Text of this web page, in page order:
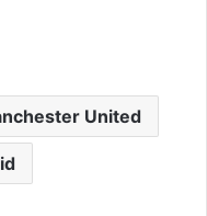
United